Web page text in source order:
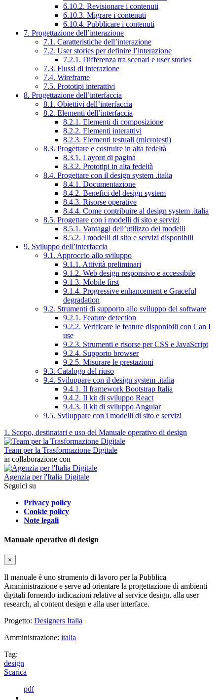
6.10.2. Revisionare i contenuti
6.10.3. Migrare i contenuti
6.10.4. Pubblicare i contenuti
7. Progettazione dell’interazione
7.1. Caratteristiche dell’interazione
7.2. User stories per definire l’interazione
7.2.1. Differenza tra scenari e user stories
7.3. Flussi di interazione
7.4. Wireframe
7.5. Prototipi interattivi
8. Progettazione dell’interfaccia
8.1. Obiettivi dell’interfaccia
8.2. Elementi dell’interfaccia
8.2.1. Elementi di composizione
8.2.2. Elementi interattivi
8.2.3. Elementi testuali (microtesti)
8.3. Progettare e costruire in alta fedeltà
8.3.1. Layout di pagina
8.3.2. Prototipi in alta fedeltà
8.4. Progettare con il design system .italia
8.4.1. Documentazione
8.4.2. Benefici del design system
8.4.3. Risorse operative
8.4.4. Come contribuire al design system .italia
8.5. Progettare con i modelli di sito e servizi
8.5.1. Vantaggi dell’utilizzo dei modelli
8.5.2. I modelli di sito e servizi disponibili
9. Sviluppo dell’interfaccia
9.1. Approccio allo sviluppo
9.1.1. Attività preliminari
9.1.2. Web design responsivo e accessibile
9.1.3. Mobile first
9.1.4. Progressive enhancement e Graceful
degradation
9.2. Strumenti di supporto allo sviluppo del software
9.2.1. Feature detection
9.2.2. Verificare le feature disponibili con Can I
use
9.2.3. Strumenti e risorse per CSS e JavaScript
9.2.4. Supporto browser
9.2.5. Misurare le prestazioni
9.3. Catalogo del riuso
9.4. Sviluppare con il design system .italia
9.4.1. Il framework Bootstrap Italia
9.4.2. Il kit di sviluppo React
9.4.3. Il kit di sviluppo Angular
9.5. Sviluppare con i modelli di sito e servizi
1. Scopo, destinatari e uso del Manuale operativo di design
Team per la Trasformazione Digitale
in collaborazione con
Agenzia per l'Italia Digitale
Seguici su
Privacy policy
Cookie policy
Note legali
Manuale operativo di design
×
Il manuale è uno strumento di lavoro per la Pubblica
Amministrazione e serve ad orientare la progettazione di ambienti
digitali fornendo indicazioni relative al service design, alla user
research, al content design e alla user interface.
Progetto: Designers Italia
Amministrazione: italia
Tag:
design
Scarica
pdf